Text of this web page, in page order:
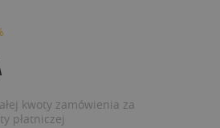
kwoty zamówienia za
płatniczej